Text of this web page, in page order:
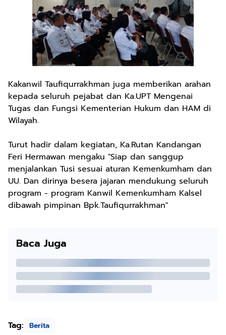
Kakanwil Taufiqurrakhman juga memberikan arahan
kepada seluruh pejabat dan Ka.UPT Mengenai
Tugas dan Fungsi Kementerian Hukum dan HAM di
Wilayah.
Turut hadir dalam kegiatan, Ka.Rutan Kandangan
Feri Hermawan mengaku "Siap dan sanggup
menjalankan Tusi sesuai aturan Kemenkumham dan
UU. Dan dirinya besera jajaran mendukung seluruh
program - program Kanwil Kemenkumham Kalsel
dibawah pimpinan Bpk.Taufiqurrakhman"
Baca Juga
Tag: Berita